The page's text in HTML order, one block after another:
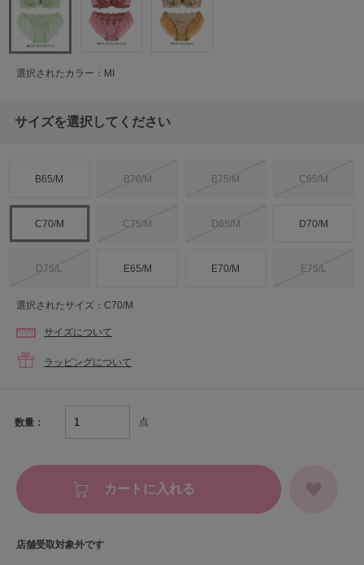
選択されたカラー：MI
サイズを選択してください
B65/M B70/M B75/M C65/M
C70/M C75/M D65/M D70/M
D75/L E65/M E70/M E75/L
選択されたサイズ：C70/M
サイズについて
ラッピングについて
数量： 点
カートに入れる
店舗受取対象外です